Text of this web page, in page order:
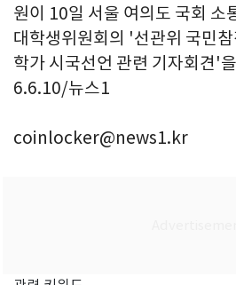
원이 10일 서울 여의도 국회 소
대학생위원회의 '선관위 국민
학가 시국선언 관련 기자회견'
6.6.10/뉴스1
coinlocker@news1.kr